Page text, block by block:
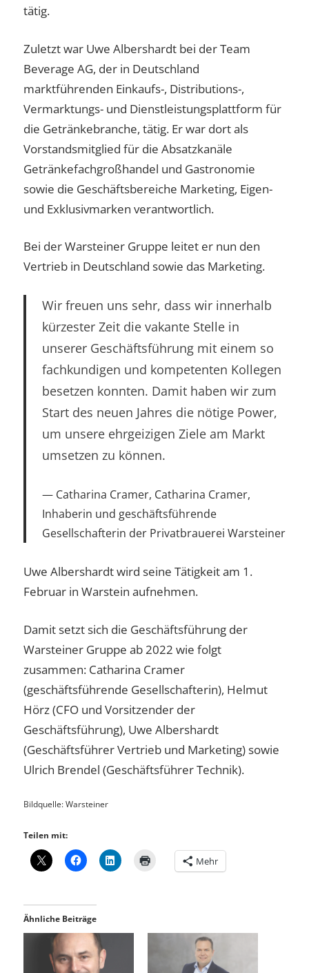
tätig.
Zuletzt war Uwe Albershardt bei der Team
Beverage AG, der in Deutschland
marktführenden Einkaufs-, Distributions-,
Vermarktungs- und Dienstleistungsplattform für
die Getränkebranche, tätig. Er war dort als
Vorstandsmitglied für die Absatzkanäle
Getränkefachgroßhandel und Gastronomie
sowie die Geschäftsbereiche Marketing, Eigen-
und Exklusivmarken verantwortlich.
Bei der Warsteiner Gruppe leitet er nun den
Vertrieb in Deutschland sowie das Marketing.
Wir freuen uns sehr, dass wir innerhalb
kürzester Zeit die vakante Stelle in
unserer Geschäftsführung mit einem so
fachkundigen und kompetenten Kollegen
besetzen konnten. Damit haben wir zum
Start des neuen Jahres die nötige Power,
um unsere ehrgeizigen Ziele am Markt
umsetzen zu können.
Catharina Cramer, Catharina Cramer,
Inhaberin und geschäftsführende
Gesellschafterin der Privatbrauerei Warsteiner
Uwe Albershardt wird seine Tätigkeit am 1.
Februar in Warstein aufnehmen.
Damit setzt sich die Geschäftsführung der
Warsteiner Gruppe ab 2022 wie folgt
zusammen: Catharina Cramer
(geschäftsführende Gesellschafterin), Helmut
Hörz (CFO und Vorsitzender der
Geschäftsführung), Uwe Albershardt
(Geschäftsführer Vertrieb und Marketing) sowie
Ulrich Brendel (Geschäftsführer Technik).
Bildquelle: Warsteiner
Teilen mit:
Mehr
Ähnliche Beiträge